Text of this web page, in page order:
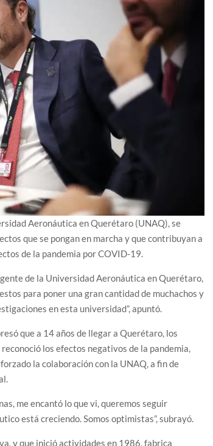
Aeronáutica en Querétaro (UNAQ), se
que se pongan en marcha y que contribuyan a
de la pandemia por COVID-19.
de la Universidad Aeronáutica en Querétaro,
para poner una gran cantidad de muchachos y
en esta universidad”, apuntó.
que a 14 años de llegar a Querétaro, los
los efectos negativos de la pandemia,
la colaboración con la UNAQ, a fin de
me encantó lo que vi, queremos seguir
está creciendo. Somos optimistas”, subrayó.
y que inició actividades en 1986, fabrica